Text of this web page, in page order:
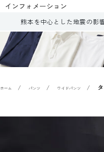
インフォメーション
熊本を中心とした地震の影
ホーム パンツ ワイドパンツ